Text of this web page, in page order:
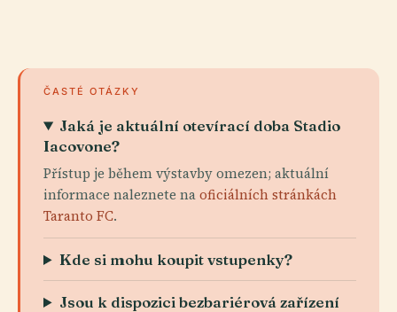
ČASTÉ OTÁZKY
Jaká je aktuální otevírací doba Stadio
Iacovone?
Přístup je během výstavby omezen; aktuální
informace naleznete naoficiálních stránkách
Taranto FC.
Kde si mohu koupit vstupenky?
Jsou k dispozici bezbariérová zařízení